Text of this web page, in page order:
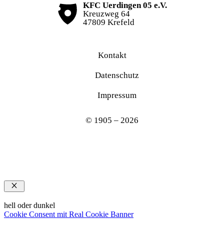
KFC Uerdingen 05 e.V.
Kreuzweg 64
47809 Krefeld
Kontakt
Datenschutz
Impressum
© 1905 – 2026
Schließen
hell oder dunkel
Cookie Consent mit Real Cookie Banner